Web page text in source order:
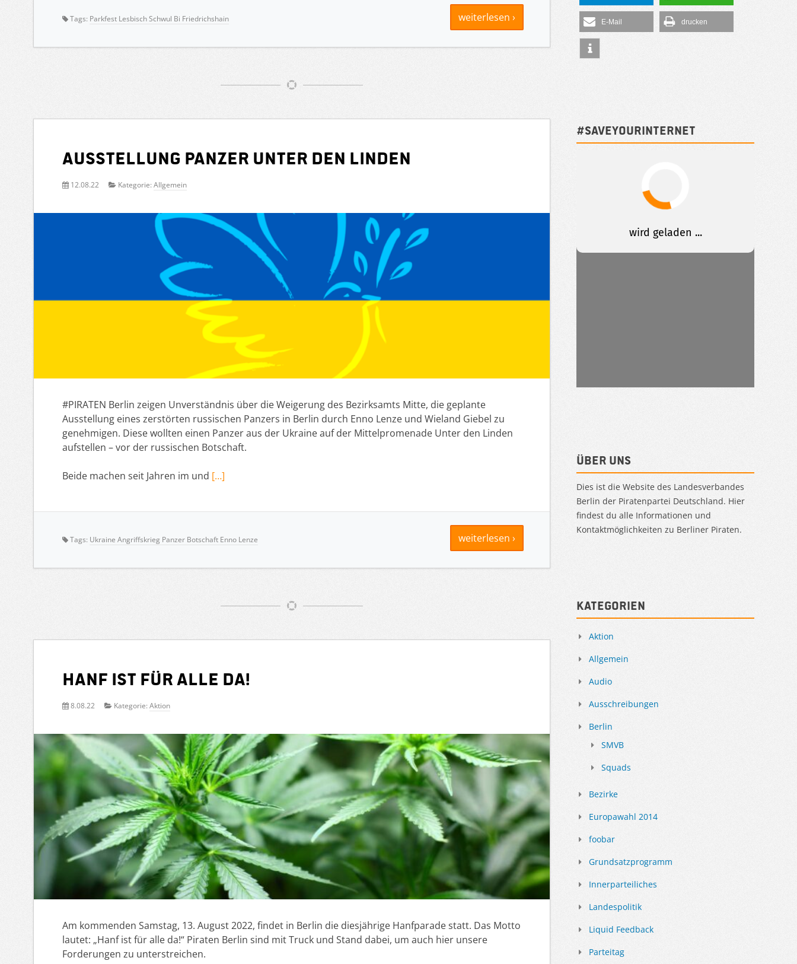
weiterlesen ›
Tags: Parkfest Lesbisch Schwul Bi Friedrichshain
Ausstellung Panzer Unter den Linden
12.08.22 Kategorie: Allgemein
#PIRATEN Berlin zeigen Unverständnis über die Weigerung des Bezirksamts Mitte, die geplante
Ausstellung eines zerstörten russischen Panzers in Berlin durch Enno Lenze und Wieland Giebel zu
genehmigen. Diese wollten einen Panzer aus der Ukraine auf der Mittelpromenade Unter den Linden
aufstellen – vor der russischen Botschaft.
Beide machen seit Jahren im und […]
weiterlesen ›
Tags: Ukraine Angriffskrieg Panzer Botschaft Enno Lenze
Hanf ist für alle da!
8.08.22 Kategorie: Aktion
Am kommenden Samstag, 13. August 2022, findet in Berlin die diesjährige Hanfparade statt. Das Motto
lautet: „Hanf ist für alle da!“ Piraten Berlin sind mit Truck und Stand dabei, um auch hier unsere
Forderungen zu unterstreichen.
E-Mail drucken
#SAVEYOURINTERNET
Über uns
Dies ist die Website des Landesverbandes
Berlin der Piratenpartei Deutschland. Hier
findest du alle Informationen und
Kontaktmöglichkeiten zu Berliner Piraten.
Kategorien
Aktion
Allgemein
Audio
Ausschreibungen
Berlin
SMVB
Squads
Bezirke
Europawahl 2014
foobar
Grundsatzprogramm
Innerparteiliches
Landespolitik
Liquid Feedback
Parteitag